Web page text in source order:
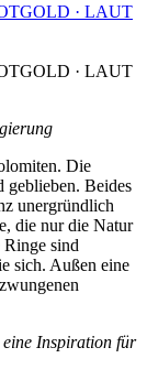
· LAUT
· LAUT
Die
geblieben. Beides
unergründlich
die nur die Natur
sind
sich. Außen eine
Inspiration für